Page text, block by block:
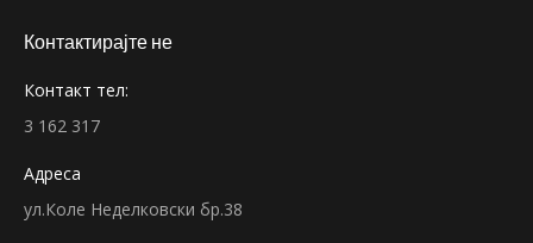
Контактирајте не
Контакт тел:
3 162 317
Адреса
ул.Коле Неделковски бр.38